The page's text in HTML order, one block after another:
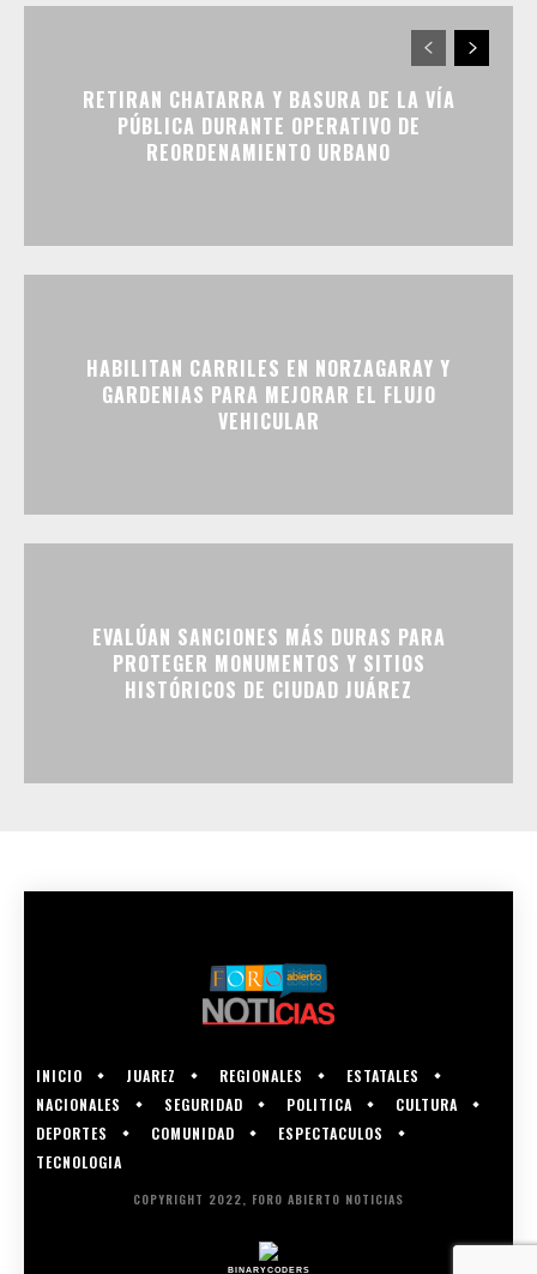
RETIRAN CHATARRA Y BASURA DE LA VÍA
PÚBLICA DURANTE OPERATIVO DE
REORDENAMIENTO URBANO
HABILITAN CARRILES EN NORZAGARAY Y
GARDENIAS PARA MEJORAR EL FLUJO
VEHICULAR
EVALÚAN SANCIONES MÁS DURAS PARA
PROTEGER MONUMENTOS Y SITIOS
HISTÓRICOS DE CIUDAD JUÁREZ
INICIO JUAREZ REGIONALES
ESTATALES
NACIONALES
SEGURIDAD POLITICA
CULTURA
DEPORTES
COMUNIDAD
ESPECTACULOS
TECNOLOGIA
COPYRIGHT 2022, FORO ABIERTO NOTICIAS
BINARYCODERS